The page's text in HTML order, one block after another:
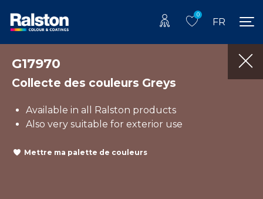
0
FR
G17970
Collecte des couleurs Greys
Available in all Ralston products
Also very suitable for exterior use
Mettre ma palette de couleurs